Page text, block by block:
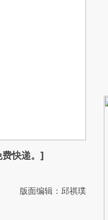
费快递。]
版面编辑：邱祺璞